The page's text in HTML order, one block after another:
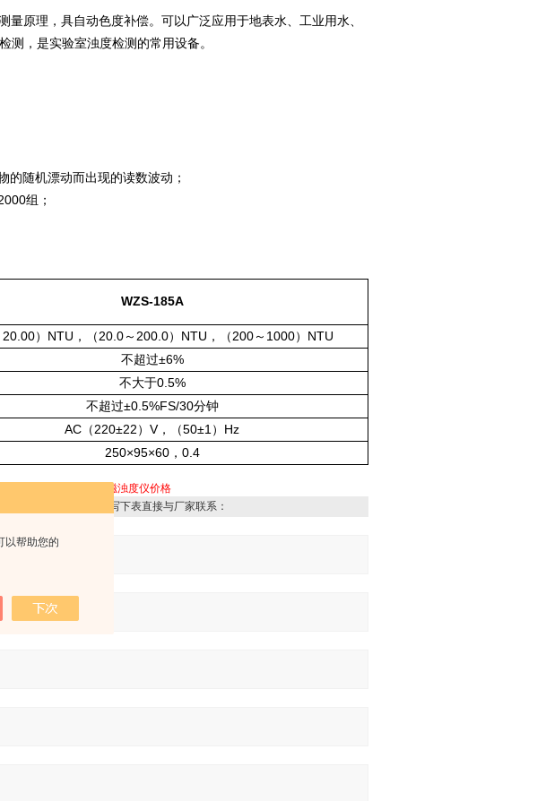
以帮助您的
量原理，具自动色度补偿。可以广泛应用于地表水、工业用水、
测，是实验室浊度检测的常用设备。
的随机漂动而出现的读数波动；
组；
WZS-185A
20.00） NTU ，（ 20.0 ～ 200.0） NTU ，（ 200 ～ 1000） NTU
不超过±6%
不大于0.5%
不超过±0.5%FS/30分钟
AC （ 220±22 ） V，（50±1 ） Hz
250×95×60， 0.4
雷磁浊度仪价格
更详细的产品信息，填写下表直接与厂家联系：